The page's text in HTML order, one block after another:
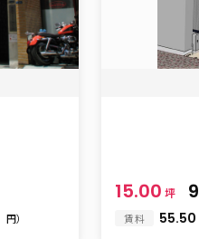
円）
15.00 坪 9
賃料 55.50